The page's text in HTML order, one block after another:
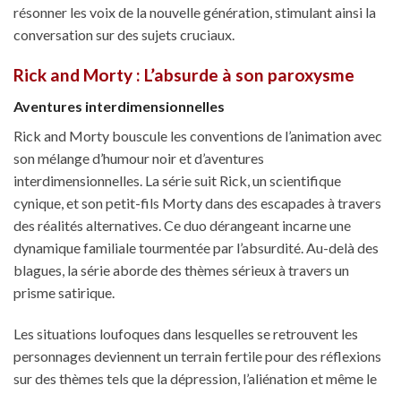
résonner les voix de la nouvelle génération, stimulant ainsi la
conversation sur des sujets cruciaux.
Rick and Morty : L’absurde à son paroxysme
Aventures interdimensionnelles
Rick and Morty bouscule les conventions de l’animation avec
son mélange d’humour noir et d’aventures
interdimensionnelles. La série suit Rick, un scientifique
cynique, et son petit-fils Morty dans des escapades à travers
des réalités alternatives. Ce duo dérangeant incarne une
dynamique familiale tourmentée par l’absurdité. Au-delà des
blagues, la série aborde des thèmes sérieux à travers un
prisme satirique.
Les situations loufoques dans lesquelles se retrouvent les
personnages deviennent un terrain fertile pour des réflexions
sur des thèmes tels que la dépression, l’aliénation et même le